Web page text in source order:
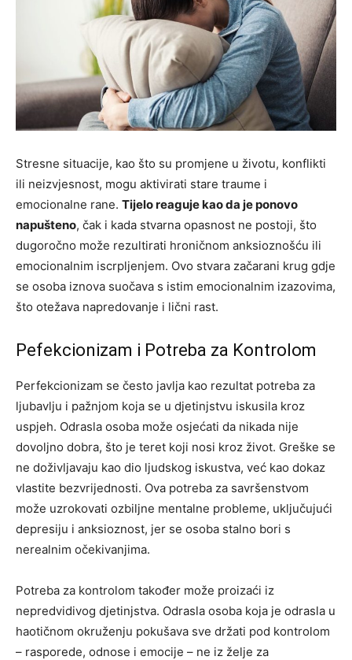
Stresne situacije, kao što su promjene u životu, konflikti
ili neizvjesnost, mogu aktivirati stare traume i
emocionalne rane. Tijelo reaguje kao da je ponovo
napušteno, čak i kada stvarna opasnost ne postoji, što
dugoročno može rezultirati hroničnom anksioznošću ili
emocionalnim iscrpljenjem. Ovo stvara začarani krug gdje
se osoba iznova suočava s istim emocionalnim izazovima,
što otežava napredovanje i lični rast.
Pefekcionizam i Potreba za Kontrolom
Perfekcionizam se često javlja kao rezultat potreba za
ljubavlju i pažnjom koja se u djetinjstvu iskusila kroz
uspjeh. Odrasla osoba može osjećati da nikada nije
dovoljno dobra, što je teret koji nosi kroz život. Greške se
ne doživljavaju kao dio ljudskog iskustva, već kao dokaz
vlastite bezvrijednosti. Ova potreba za savršenstvom
može uzrokovati ozbiljne mentalne probleme, uključujući
depresiju i anksioznost, jer se osoba stalno bori s
nerealnim očekivanjima.
Potreba za kontrolom također može proizaći iz
nepredvidivog djetinjstva. Odrasla osoba koja je odrasla u
haotičnom okruženju pokušava sve držati pod kontrolom
– rasporede, odnose i emocije – ne iz želje za